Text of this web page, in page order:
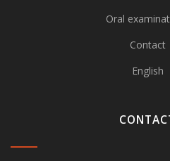
Oral
Contact
English